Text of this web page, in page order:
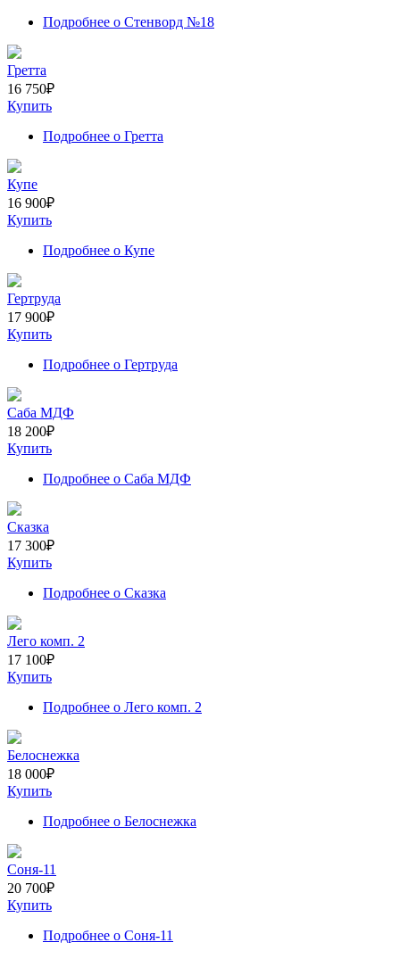
Подробнее о Стенворд №18
Гретта
16 750₽
Купить
Подробнее о Гретта
Купе
16 900₽
Купить
Подробнее о Купе
Гертруда
17 900₽
Купить
Подробнее о Гертруда
Саба МДФ
18 200₽
Купить
Подробнее о Саба МДФ
Сказка
17 300₽
Купить
Подробнее о Сказка
Лего комп. 2
17 100₽
Купить
Подробнее о Лего комп. 2
Белоснежка
18 000₽
Купить
Подробнее о Белоснежка
Соня-11
20 700₽
Купить
Подробнее о Соня-11